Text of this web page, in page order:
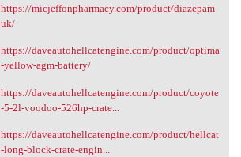
https://micjeffonpharmacy.com/product/diazepam-
uk/
https://daveautohellcatengine.com/product/optima
-yellow-agm-battery/
https://daveautohellcatengine.com/product/coyote
-5-2l-voodoo-526hp-crate...
https://daveautohellcatengine.com/product/hellcat
-long-block-crate-engin...